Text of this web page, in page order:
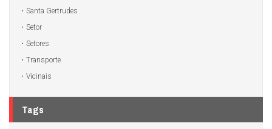
Santa Gertrudes
Setor
Setores
Transporte
Vicinais
Tags